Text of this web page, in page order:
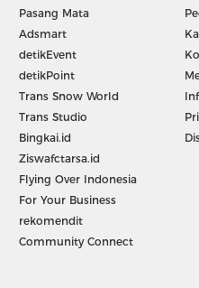
Pasang Mata
Adsmart
detikEvent
detikPoint
Trans Snow World
Trans Studio
Bingkai.id
Ziswafctarsa.id
Flying Over Indonesia
For Your Business
rekomendit
Community Connect